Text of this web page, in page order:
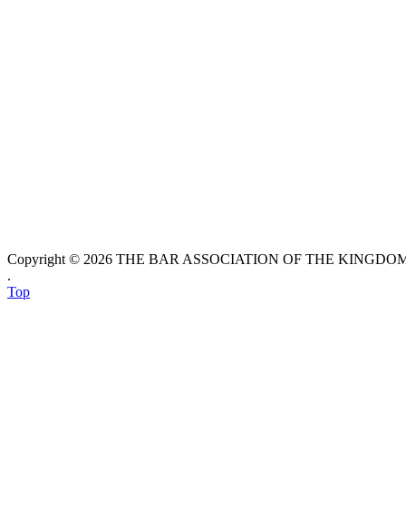
Copyright © 2026 THE BAR ASSOCIATION OF THE
.
Top